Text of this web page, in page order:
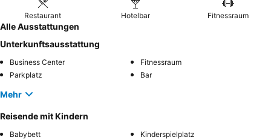
für einen komfortablen Glamping-Aufenthalt inmitten der
Natur buchen.
Restaurant Hotelbar Fitnessraum
Alle Ausstattungen
Unterkunftsausstattung
Business Center
Fitnessraum
Parkplatz
Bar
Mehr
Reisende mit Kindern
Babybett
Kinderspielplatz